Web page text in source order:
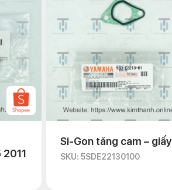
Si-Gon tăng cam – giấy
SKU: 5SDE22130100